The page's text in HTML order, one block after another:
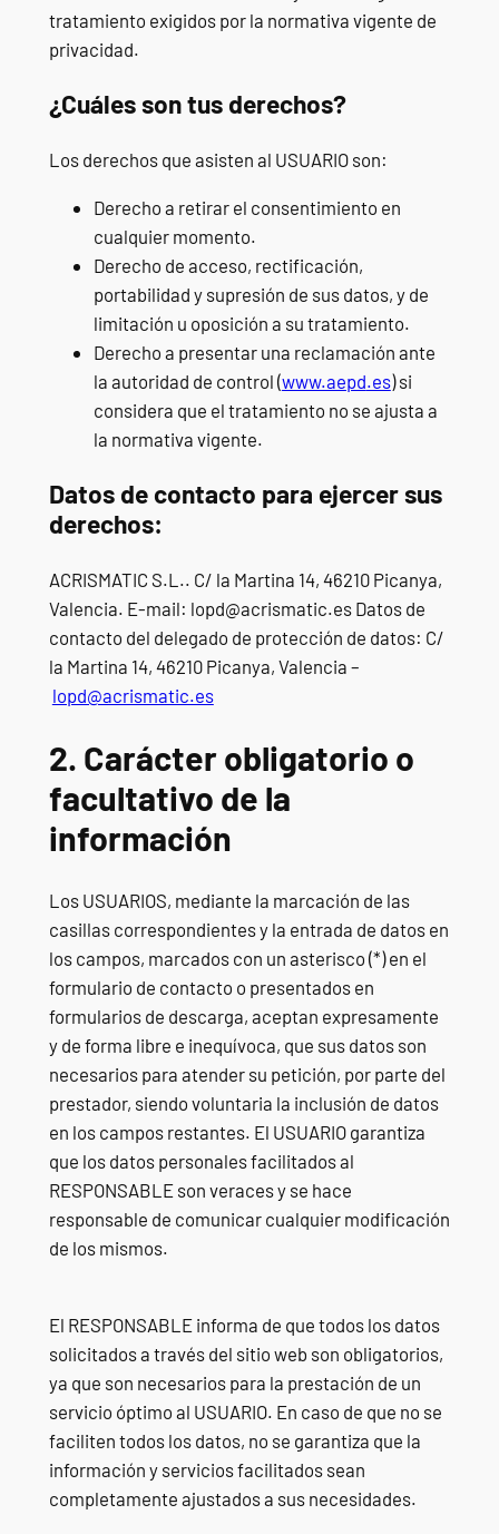
tratamiento exigidos por la normativa vigente de
privacidad.
¿Cuáles son tus derechos?
Los derechos que asisten al USUARIO son:
Derecho a retirar el consentimiento en
cualquier momento.
Derecho de acceso, rectificación,
portabilidad y supresión de sus datos, y de
limitación u oposición a su tratamiento.
Derecho a presentar una reclamación ante
la autoridad de control (www.aepd.es) si
considera que el tratamiento no se ajusta a
la normativa vigente.
Datos de contacto para ejercer sus
derechos:
ACRISMATIC S.L.. C/ la Martina 14, 46210 Picanya,
Valencia. E-mail: lopd@acrismatic.es Datos de
contacto del delegado de protección de datos: C/
la Martina 14, 46210 Picanya, Valencia –
lopd@acrismatic.es
2. Carácter obligatorio o
facultativo de la
información
Los USUARIOS, mediante la marcación de las
casillas correspondientes y la entrada de datos en
los campos, marcados con un asterisco (*) en el
formulario de contacto o presentados en
formularios de descarga, aceptan expresamente
y de forma libre e inequívoca, que sus datos son
necesarios para atender su petición, por parte del
prestador, siendo voluntaria la inclusión de datos
en los campos restantes. El USUARIO garantiza
que los datos personales facilitados al
RESPONSABLE son veraces y se hace
responsable de comunicar cualquier modificación
de los mismos.
El RESPONSABLE informa de que todos los datos
solicitados a través del sitio web son obligatorios,
ya que son necesarios para la prestación de un
servicio óptimo al USUARIO. En caso de que no se
faciliten todos los datos, no se garantiza que la
información y servicios facilitados sean
completamente ajustados a sus necesidades.